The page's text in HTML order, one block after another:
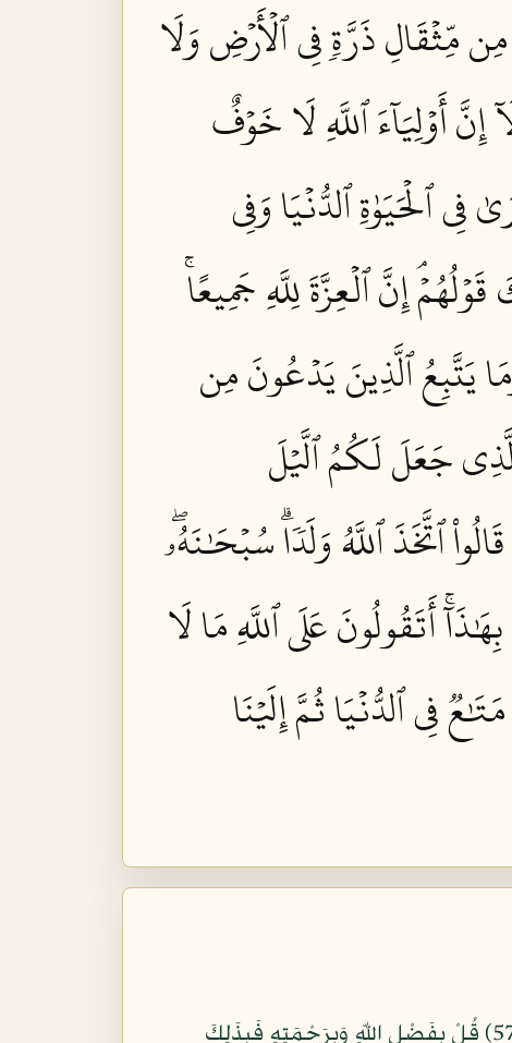
مِّثۡقَالِ ذَرَّةٖ فِي ٱلۡأَرۡضِ وَلَا
إِنَّ أَوۡلِيَآءَ ٱللَّهِ لَا خَوۡفٌ
فِي ٱلۡحَيَوٰةِ ٱلدُّنۡيَا وَفِي
إِنَّ ٱلۡعِزَّةَ لِلَّهِ جَمِيعًاۚ
يَتَّبِعُ ٱلَّذِينَ يَدۡعُونَ مِن
جَعَلَ لَكُمُ ٱلَّيۡلَ
قَالُواْ ٱتَّخَذَ ٱللَّهُ وَلَدٗاۗ سُبۡحَٰنَهُۥۖ
أَتَقُولُونَ عَلَى ٱللَّهِ مَا لَا
مَتَٰعٞ فِي ٱلدُّنۡيَا ثُمَّ إِلَيۡنَا
يَا أَيُّهَا النَّاسُ قَدْ جَاءتْكُم مَّوْعِظَةٌ مِّن رَّبِّكُمْ وَشِفَاء لِّمَا فِي الصُّدُورِ وَهُدًى وَرَحْمَةٌ لِّلْمُؤْمِنِينَ (57) قُلْ بِفَضْلِ اللّهِ وَبِرَحْمَتِهِ فَبِذَلِكَ